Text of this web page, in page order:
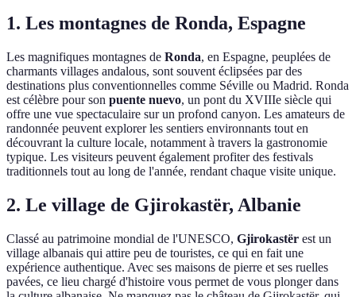
1. Les montagnes de Ronda, Espagne
Les magnifiques montagnes de Ronda, en Espagne, peuplées de
charmants villages andalous, sont souvent éclipsées par des
destinations plus conventionnelles comme Séville ou Madrid. Ronda
est célèbre pour son puente nuevo, un pont du XVIIIe siècle qui
offre une vue spectaculaire sur un profond canyon. Les amateurs de
randonnée peuvent explorer les sentiers environnants tout en
découvrant la culture locale, notamment à travers la gastronomie
typique. Les visiteurs peuvent également profiter des festivals
traditionnels tout au long de l'année, rendant chaque visite unique.
2. Le village de Gjirokastër, Albanie
Classé au patrimoine mondial de l'UNESCO, Gjirokastër est un
village albanais qui attire peu de touristes, ce qui en fait une
expérience authentique. Avec ses maisons de pierre et ses ruelles
pavées, ce lieu chargé d'histoire vous permet de vous plonger dans